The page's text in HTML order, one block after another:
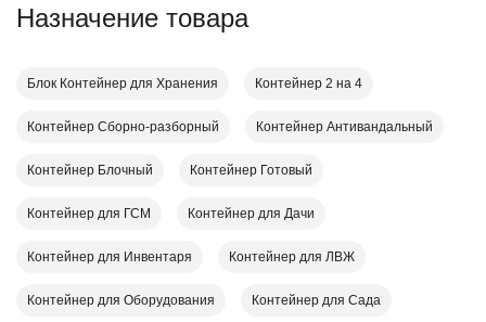
Назначение товара
Блок Контейнер для Хранения Контейнер 2 на 4
Контейнер Cборно-разборный Контейнер Антивандальный
Контейнер Блочный Контейнер Готовый
Контейнер для ГСМ Контейнер для Дачи
Контейнер для Инвентаря Контейнер для ЛВЖ
Контейнер для Оборудования Контейнер для Сада